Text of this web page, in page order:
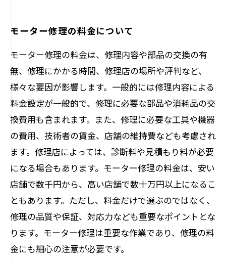
モーター修理の料金について
モーター修理の料金は、修理内容や部品の交換の有
無、修理にかかる時間、修理店の場所や評判など、
様々な要因が影響します。一般的には修理内容による
料金設定が一般的で、修理に必要な部品や消耗品の交
換費用も含まれます。また、修理に必要な工具や機器
の費用、技術者の賃金、店舗の維持費なども考慮され
ます。修理店によっては、診断料や見積もり料が必要
になる場合もあります。モーター修理の料金は、安い
店舗で数千円から、高い店舗で数十万円以上になるこ
ともあります。ただし、料金だけで選ぶのではなく、
修理の品質や保証、対応力なども重要なポイントとな
ります。モーター修理は重要な作業であり、修理の料
金にも細心の注意が必要です。